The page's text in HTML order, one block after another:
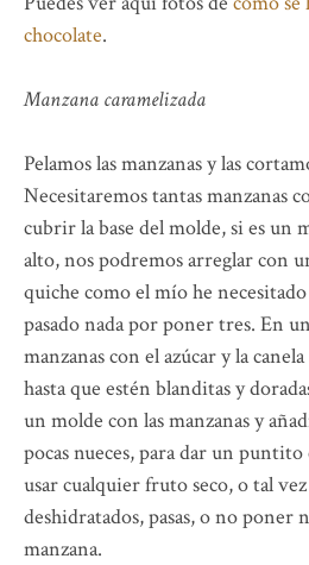
chocolate.
Manzana caramelizada
Pelamos las manzanas y las
Necesitaremos tantas manzanas
cubrir la base del molde, si es un
alto, nos podremos arreglar con
quiche como el mío he
pasado nada por poner tres. En
manzanas con el azúcar y la
hasta que estén blanditas y
un molde con las manzanas y
pocas nueces, para dar un
usar cualquier fruto seco, o tal
deshidratados, pasas, o no poner
manzana.